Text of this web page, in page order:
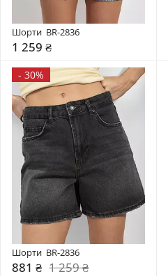
Шорти  BR-2836
1 259 ₴
- 30%
Шорти  BR-2836
881 ₴ 1 259 ₴